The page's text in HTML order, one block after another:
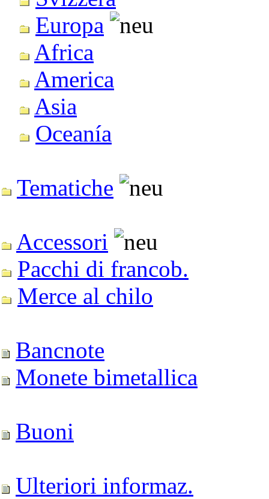
Europa
Africa
America
Asia
Oceanía
Tematiche
Accessori
Pacchi di francob.
Merce al chilo
Bancnote
Monete bimetallica
Buoni
Ulteriori informaz.